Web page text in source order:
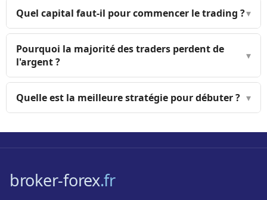
Quel capital faut-il pour commencer le trading ?▾
Pourquoi la majorité des traders perdent de
l'argent ?
▾
Quelle est la meilleure stratégie pour débuter ? ▾
broker-forex.fr